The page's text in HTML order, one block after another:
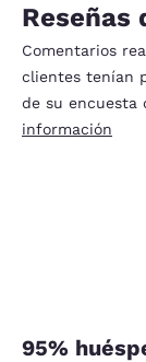
Reseñas
Comentarios
clientes tenían
de su encuesta
información
95%